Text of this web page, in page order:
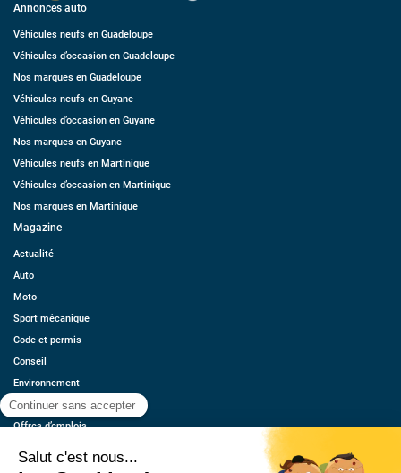
Annonces auto
Véhicules neufs en Guadeloupe
Véhicules d’occasion en Guadeloupe
Nos marques en Guadeloupe
Véhicules neufs en Guyane
Véhicules d’occasion en Guyane
Nos marques en Guyane
Véhicules neufs en Martinique
Véhicules d’occasion en Martinique
Nos marques en Martinique
Magazine
Actualité
Auto
Moto
Sport mécanique
Code et permis
Conseil
Environnement
Économie
Offres d’emplois